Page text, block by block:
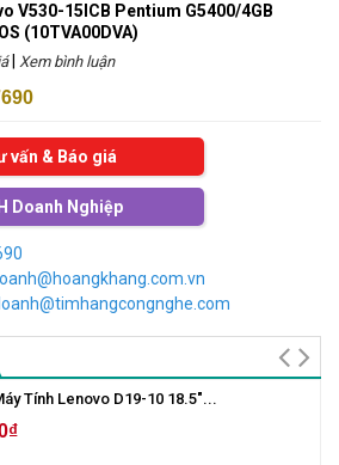
V530-15ICB Pentium G5400/4GB
(10TVA00DVA)
| Xem bình luận
vấn & Báo giá
Doanh Nghiệp
Tính Lenovo D19-10 18.5"...